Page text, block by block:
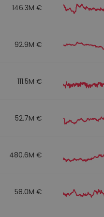
146.3M €
92.9M €
111.5M €
52.7M €
480.6M €
58.0M €